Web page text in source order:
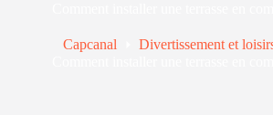
Capcanal
Divertissement et